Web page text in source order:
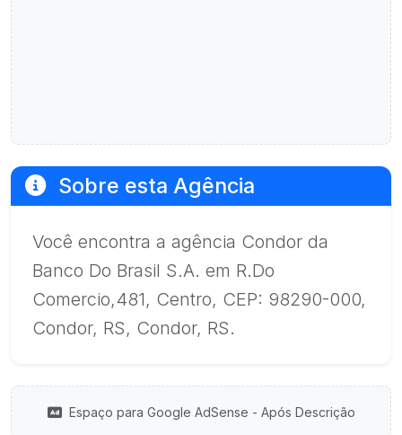
Sobre esta Agência
Você encontra a agência Condor da
Banco Do Brasil S.A. em R.Do
Comercio,481, Centro, CEP: 98290-000,
Condor, RS, Condor, RS.
Espaço para Google AdSense - Após Descrição